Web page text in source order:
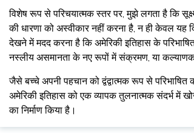
विशेष रूप से परिचयात्मक स्तर पर, मुझे लगता है कि
की धारणा को अस्वीकार नहीं करना है, न ही केवल
देखने में मदद करना है कि अमेरिकी इतिहास के
नस्लीय असमानता के नए रूपों में संक्रमण, या
जैसे बच्चे अपनी पहचान को द्वंद्वात्मक रूप से
अमेरिकी इतिहास को एक व्यापक तुलनात्मक संदर्भ में
का निर्माण किया है।